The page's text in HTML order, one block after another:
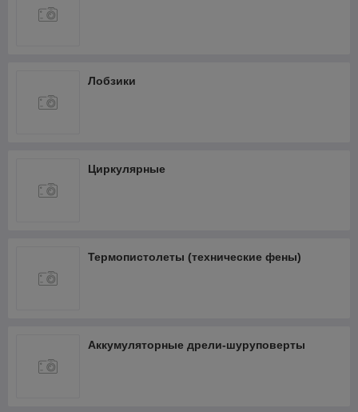
Лобзики
Циркулярные
Термопистолеты (технические фены)
Аккумуляторные дрели-шуруповерты